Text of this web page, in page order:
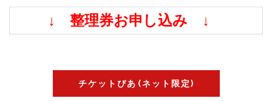
↓ 整理券お申し込み ↓
チケットぴあ(ネット限定)